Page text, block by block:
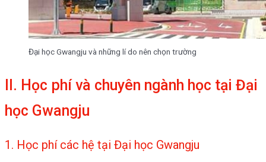
Đại học Gwangju và những lí do nên chọn trường
II. Học phí và chuyên ngành học tại Đại
học Gwangju
1. Học phí các hệ tại Đại học Gwangju